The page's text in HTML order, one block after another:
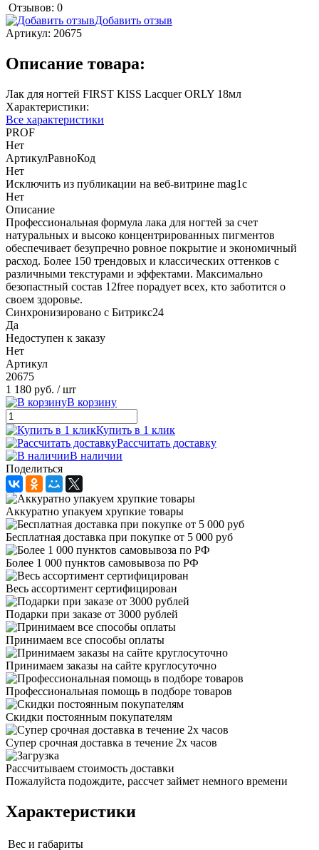
Отзывов: 0
Добавить отзыв
Артикул: 20675
Описание товара:
Лак для ногтей FIRST KISS Lacquer ORLY 18мл
Характеристики:
Все характеристики
PROF
Нет
АртикулРавноКод
Нет
Исключить из публикации на веб-витрине mag1c
Нет
Описание
Профессиональная формула лака для ногтей за счет
натуральных и высоко концентрированных пигментов
обеспечивает безупречно ровное покрытие и экономичный
расход. Более 150 трендовых и классических оттенков с
различными текстурами и эффектами. Максимально
безопастный состав 12free порадует всех, кто заботится о
своем здоровье.
Синхронизировано с Битрикс24
Да
Недоступен к заказу
Нет
Артикул
20675
1 180 руб. / шт
В корзину
Купить в 1 клик
Рассчитать доставку
В наличии
Поделиться
Аккуратно упакуем хрупкие товары
Бесплатная доставка при покупке от 5 000 руб
Более 1 000 пунктов самовывоза по РФ
Весь ассортимент сертифицирован
Подарки при заказе от 3000 рублей
Принимаем все способы оплаты
Принимаем заказы на сайте круглосуточно
Профессиональная помощь в подборе товаров
Скидки постоянным покупателям
Супер срочная доставка в течение 2х часов
Рассчитываем стоимость доставки
Пожалуйста подождите, рассчет займет немного времени
Характеристики
Вес и габариты